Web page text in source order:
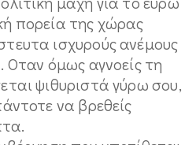
πορεία της χώρας
ισχυρούς ανέμους
Οταν όμως αγνοείς τη
ψιθυριστά γύρω σου,
να βρεθείς